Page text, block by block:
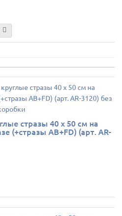
стразы 40 х 50 см на
(+стразы AB+FD) (арт. AR-